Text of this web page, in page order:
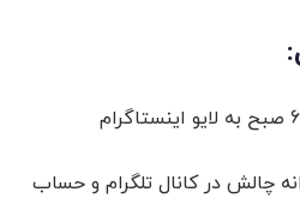
هر روز رأس ساعت 6:15 صبح به لایو اینستاگرام
چالش در کانال تلگرام و حساب